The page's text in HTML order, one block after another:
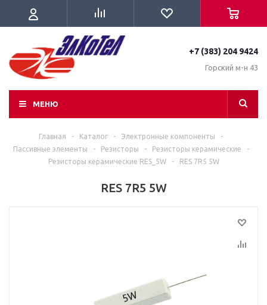
+7 (383) 204 9424
Горский м-н 43
МЕНЮ
Главная - Каталог - Электронные компоненты
-
Пассивные элементы
- Резисторы - Резисторы керамические
-
Резисторы керамические RES_5W
- RES 7R5 5W
RES 7R5 5W